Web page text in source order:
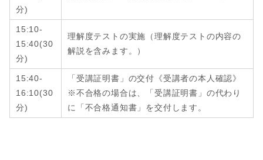
分)
15:10-
15:40(30
分)
理解度テストの実施（理解度テストの内容の
解説を含みます。）
15:40-
16:10(30
分)
「受講証明書」の交付《受講者の本人確認》
※不合格の場合は、「受講証明書」の代わり
に「不合格通知書」を交付します。